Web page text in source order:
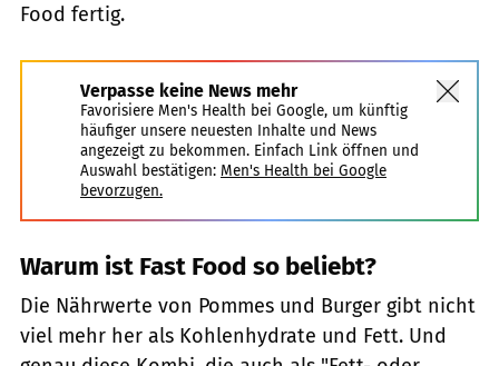
Food fertig.
Verpasse keine News mehr
Favorisiere Men's Health bei Google, um künftig
häufiger unsere neuesten Inhalte und News
angezeigt zu bekommen. Einfach Link öffnen und
Auswahl bestätigen: Men's Health bei Google
bevorzugen.
Warum ist Fast Food so beliebt?
Die Nährwerte von Pommes und Burger gibt nicht
viel mehr her als Kohlenhydrate und Fett. Und